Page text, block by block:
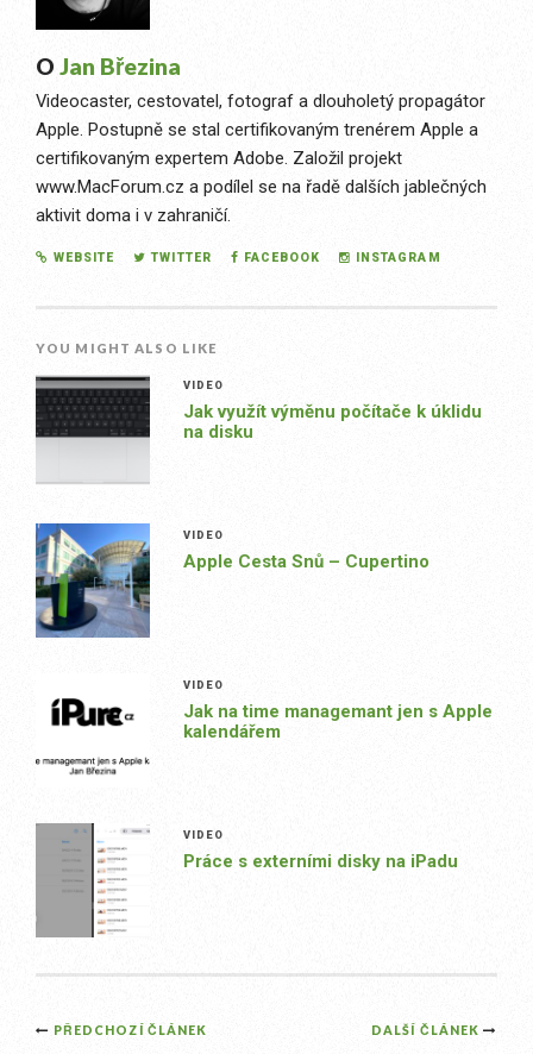
O Jan Březina
Videocaster, cestovatel, fotograf a dlouholetý propagátor
Apple. Postupně se stal certifikovaným trenérem Apple a
certifikovaným expertem Adobe. Založil projekt
www.MacForum.cz a podílel se na řadě dalších jablečných
aktivit doma i v zahraničí.
WEBSITE TWITTER FACEBOOK INSTAGRAM
YOU MIGHT ALSO LIKE
VIDEO
Jak využít výměnu počítače k úklidu
na disku
VIDEO
Apple Cesta Snů – Cupertino
VIDEO
Jak na time managemant jen s Apple
kalendářem
VIDEO
Práce s externími disky na iPadu
Post DALŠÍ ČLÁNEK
PŘEDCHOZÍ ČLÁNEK